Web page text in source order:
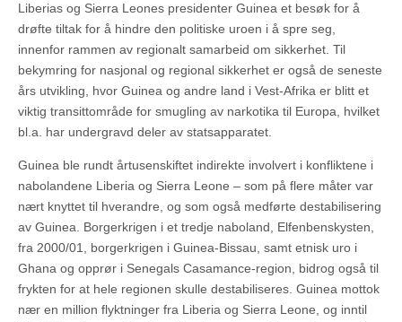
Liberias og Sierra Leones presidenter Guinea et besøk for å
drøfte tiltak for å hindre den politiske uroen i å spre seg,
innenfor rammen av regionalt samarbeid om sikkerhet. Til
bekymring for nasjonal og regional sikkerhet er også de seneste
års utvikling, hvor Guinea og andre land i Vest-Afrika er blitt et
viktig transittområde for smugling av narkotika til Europa, hvilket
bl.a. har undergravd deler av statsapparatet.
Guinea ble rundt årtusenskiftet indirekte involvert i konfliktene i
nabolandene Liberia og Sierra Leone – som på flere måter var
nært knyttet til hverandre, og som også medførte destabilisering
av Guinea. Borgerkrigen i et tredje naboland, Elfenbenskysten,
fra 2000/01, borgerkrigen i Guinea-Bissau, samt etnisk uro i
Ghana og opprør i Senegals Casamance-region, bidrog også til
frykten for at hele regionen skulle destabiliseres. Guinea mottok
nær en million flyktninger fra Liberia og Sierra Leone, og inntil